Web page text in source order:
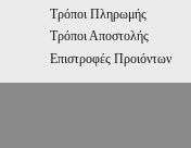
Τρόποι Πληρωμής
Τρόποι Αποστολής
Επιστροφές Προιόντων